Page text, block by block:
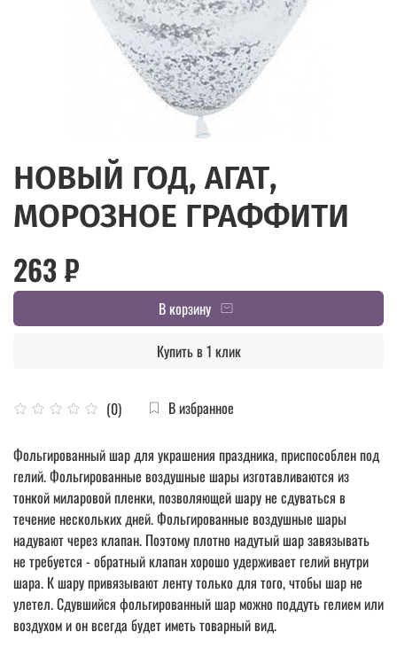
НОВЫЙ ГОД, АГАТ,
МОРОЗНОЕ ГРАФФИТИ
(0) В избранное
263 ₽
В корзину
Купить в 1 клик
Фольгированный шар для украшения праздника, приспособлен под
гелий. Фольгированные воздушные шары изготавливаются из
тонкой миларовой пленки, позволяющей шару не сдуваться в
течение нескольких дней. Фольгированные воздушные шары
надувают через клапан. Поэтому плотно надутый шар завязывать
не требуется - обратный клапан хорошо удерживает гелий внутри
шара. К шару привязывают ленту только для того, чтобы шар не
улетел. Сдувшийся фольгированный шар можно поддуть гелием или
воздухом и он всегда будет иметь товарный вид.